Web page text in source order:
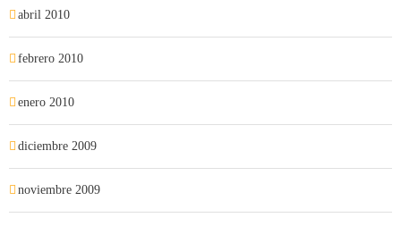
abril 2010
febrero 2010
enero 2010
diciembre 2009
noviembre 2009